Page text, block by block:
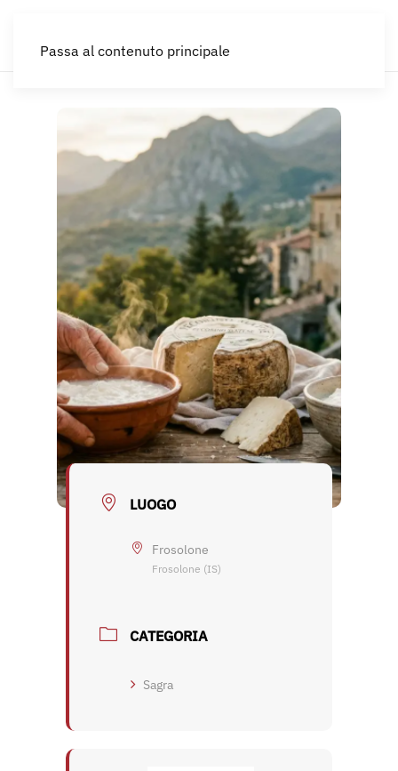
Passa al contenuto principale
LUOGO
Frosolone
Frosolone (IS)
CATEGORIA
Sagra